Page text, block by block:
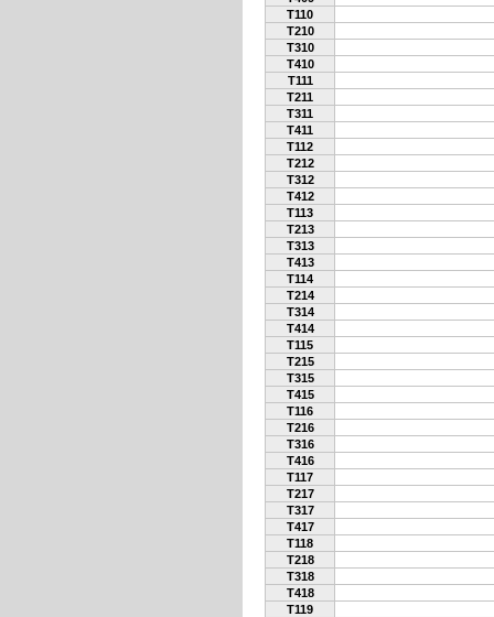
T110
T210
T310
T410
T111
T211
T311
T411
T112
T212
T312
T412
T113
T213
T313
T413
T114
T214
T314
T414
T115
T215
T315
T415
T116
T216
T316
T416
T117
T217
T317
T417
T118
T218
T318
T418
T119